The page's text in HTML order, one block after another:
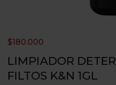
LIMPIADOR
FILTOS K&N 1GL
$180.000